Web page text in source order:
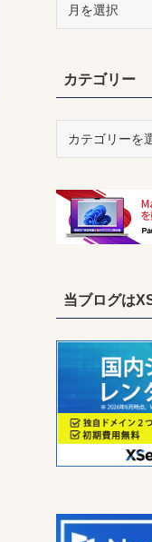
ブカテゴリー
リ
当ブログは